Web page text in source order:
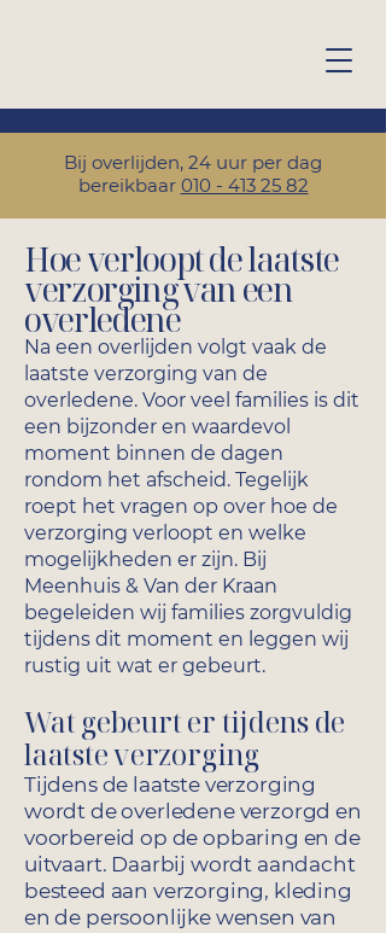
Bij overlijden, 24 uur per dag
bereikbaar 010 - 413 25 82
Hoe verloopt de laatste
verzorging van een
overledene
Na een overlijden volgt vaak de
laatste verzorging van de
overledene. Voor veel families is dit
een bijzonder en waardevol
moment binnen de dagen
rondom het afscheid. Tegelijk
roept het vragen op over hoe de
verzorging verloopt en welke
mogelijkheden er zijn. Bij
Meenhuis & Van der Kraan
begeleiden wij families zorgvuldig
tijdens dit moment en leggen wij
rustig uit wat er gebeurt.
Wat gebeurt er tijdens de
laatste verzorging
Tijdens de laatste verzorging
wordt de overledene verzorgd en
voorbereid op de opbaring en de
uitvaart. Daarbij wordt aandacht
besteed aan verzorging, kleding
en de persoonlijke wensen van